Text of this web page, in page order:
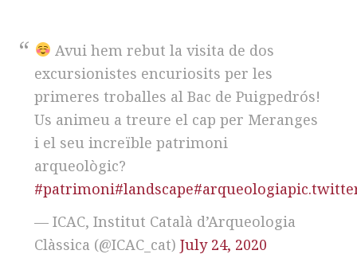
Avui hem rebut la visita de dos
excursionistes encuriosits per les
primeres troballes al Bac de Puigpedrós!
Us animeu a treure el cap per Meranges
i el seu increïble patrimoni
arqueològic?
#patrimoni#landscape#arqueologia
— ICAC, Institut Català d’Arqueologia
Clàssica (@ICAC_cat)July 24, 2020